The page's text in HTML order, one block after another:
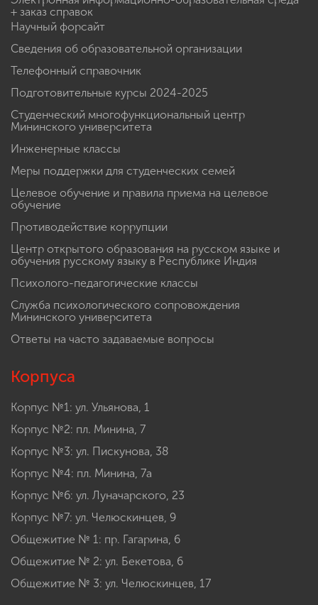
+ заказ справок
Научный форсайт
Сведения об образовательной организации
Телефонный справочник
Подготовительные курсы 2024-2025
Студенческий многофункциональный центр
Мининского университета
Инженерные классы
Меры поддержки для студенческих семей
Целевое обучение и правила приема на целевое
обучение
Противодействие коррупции
Центр открытого образования на русском языке и
обучения русскому языку в Республике Индия
Психолого-педагогические классы
Служба психологического сопровождения
Мининского университета
Ответы на часто задаваемые вопросы
Корпуса
Корпус №1: ул. Ульянова, 1
Корпус №2: пл. Минина, 7
Корпус №3: ул. Пискунова, 38
Корпус №4: пл. Минина, 7а
Корпус №6: ул. Луначарского, 23
Корпус №7: ул. Челюскинцев, 9
Общежитие № 1: пр. Гагарина, 6
Общежитие № 2: ул. Бекетова, 6
Общежитие № 3: ул. Челюскинцев, 17